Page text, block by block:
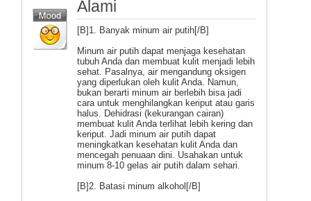
Alami
[B]1. Banyak minum air putih[/B]
Minum air putih dapat menjaga kesehatan
tubuh Anda dan membuat kulit menjadi lebih
sehat. Pasalnya, air mengandung oksigen
yang diperlukan oleh kulit Anda. Namun,
bukan berarti minum air berlebih bisa jadi
cara untuk menghilangkan keriput atau garis
halus. Dehidrasi (kekurangan cairan)
membuat kulit Anda terlihat lebih kering dan
keriput. Jadi minum air putih dapat
meningkatkan kesehatan kulit Anda dan
mencegah penuaan dini. Usahakan untuk
minum 8-10 gelas air putih dalam sehari.
[B]2. Batasi minum alkohol[/B]